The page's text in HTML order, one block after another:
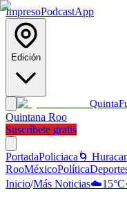
ImpresoPodcastApp
Edición
Quinta
Quintana Roo
Suscríbete gratis
PortadaPoliciaca 🌀
RooMéxicoPolítica
Inicio/Más Noticias☁️15°C·